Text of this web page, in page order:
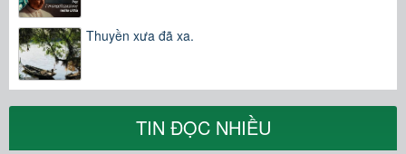
Thuyền xưa đã xa.
TIN ĐỌC NHIỀU